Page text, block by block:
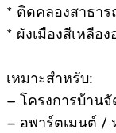
* ติดคลองสาธา
* ผังเมืองสีเหลือ
เหมาะสำหรับ:
– โครงการบ้านจั
– อพาร์ตเมนต์ /